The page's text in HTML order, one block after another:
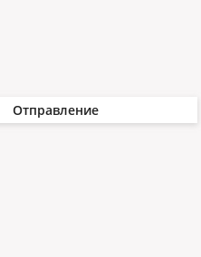
Отправление